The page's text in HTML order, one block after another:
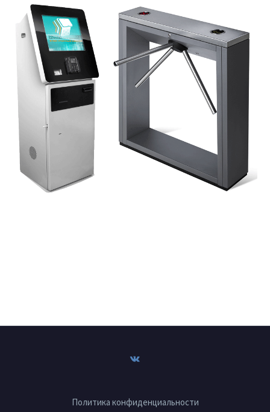
Политика конфиденциальности